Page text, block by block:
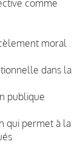
comme
moral
dans la
publique
qui permet à la